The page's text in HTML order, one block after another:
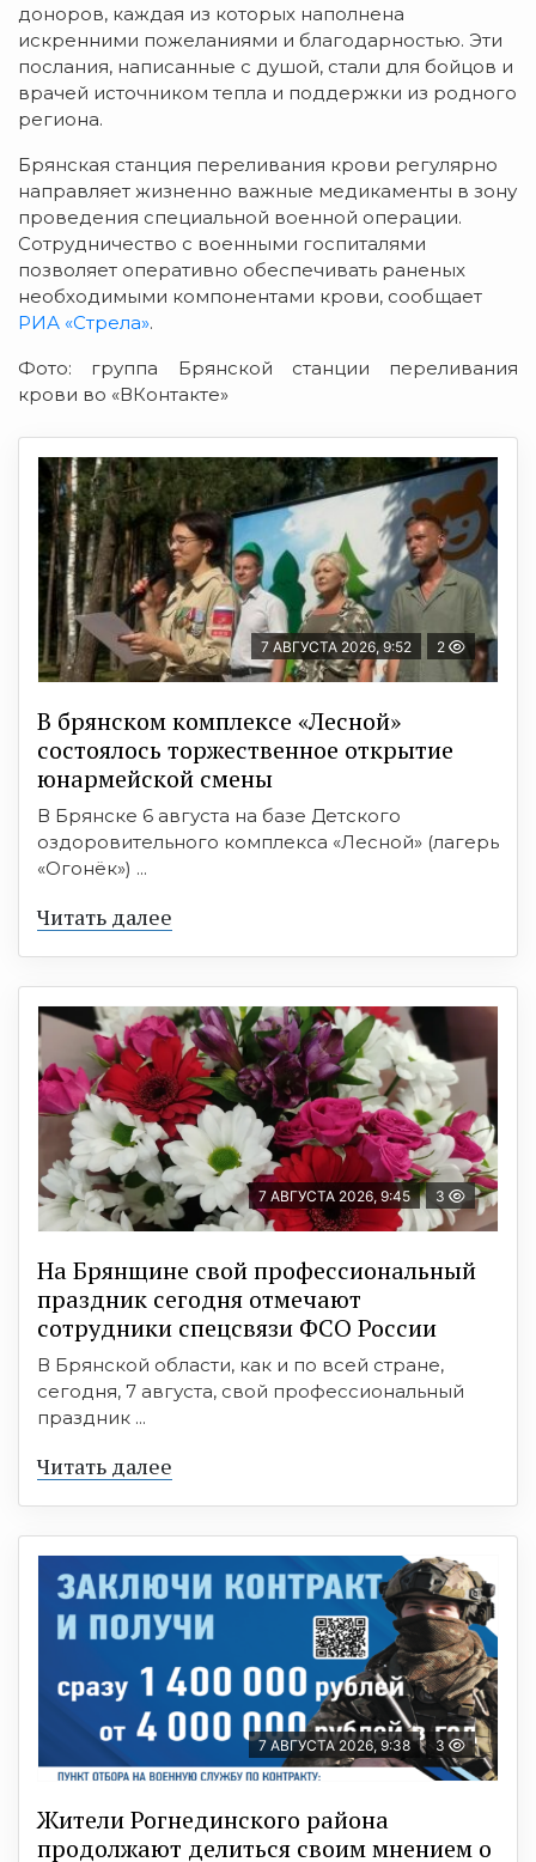
доноров, каждая из которых наполнена
искренними пожеланиями и благодарностью. Эти
послания, написанные с душой, стали для бойцов и
врачей источником тепла и поддержки из родного
региона.
Брянская станция переливания крови регулярно
направляет жизненно важные медикаменты в зону
проведения специальной военной операции.
Сотрудничество с военными госпиталями
позволяет оперативно обеспечивать раненых
необходимыми компонентами крови, сообщает
РИА «Стрела».
Фото: группа Брянской станции переливания
крови во «ВКонтакте»
7 АВГУСТА 2026, 9:52 2
В брянском комплексе «Лесной»
состоялось торжественное открытие
юнармейской смены
В Брянске 6 августа на базе Детского
оздоровительного комплекса «Лесной» (лагерь
«Огонёк») ...
Читать далее
7 АВГУСТА 2026, 9:45 3
На Брянщине свой профессиональный
праздник сегодня отмечают
сотрудники спецсвязи ФСО России
В Брянской области, как и по всей стране,
сегодня, 7 августа, свой профессиональный
праздник ...
Читать далее
7 АВГУСТА 2026, 9:38 3
Жители Рогнединского района
продолжают делиться своим мнением о